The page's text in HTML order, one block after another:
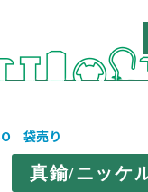
袋売り
真鍮/ニッ